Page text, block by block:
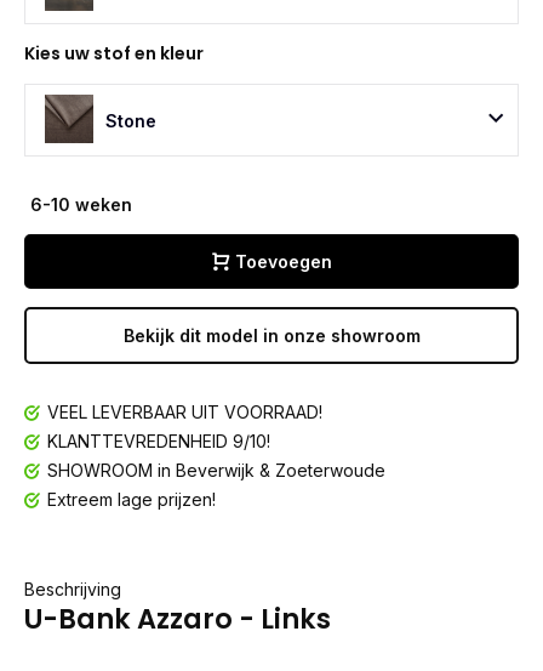
Kies uw stof en kleur
Stone
6-10 weken
Toevoegen
Bekijk dit model in onze showroom
VEEL LEVERBAAR UIT VOORRAAD!
KLANTTEVREDENHEID 9/10!
SHOWROOM in Beverwijk & Zoeterwoude
Extreem lage prijzen!
Beschrijving
U-Bank Azzaro - Links